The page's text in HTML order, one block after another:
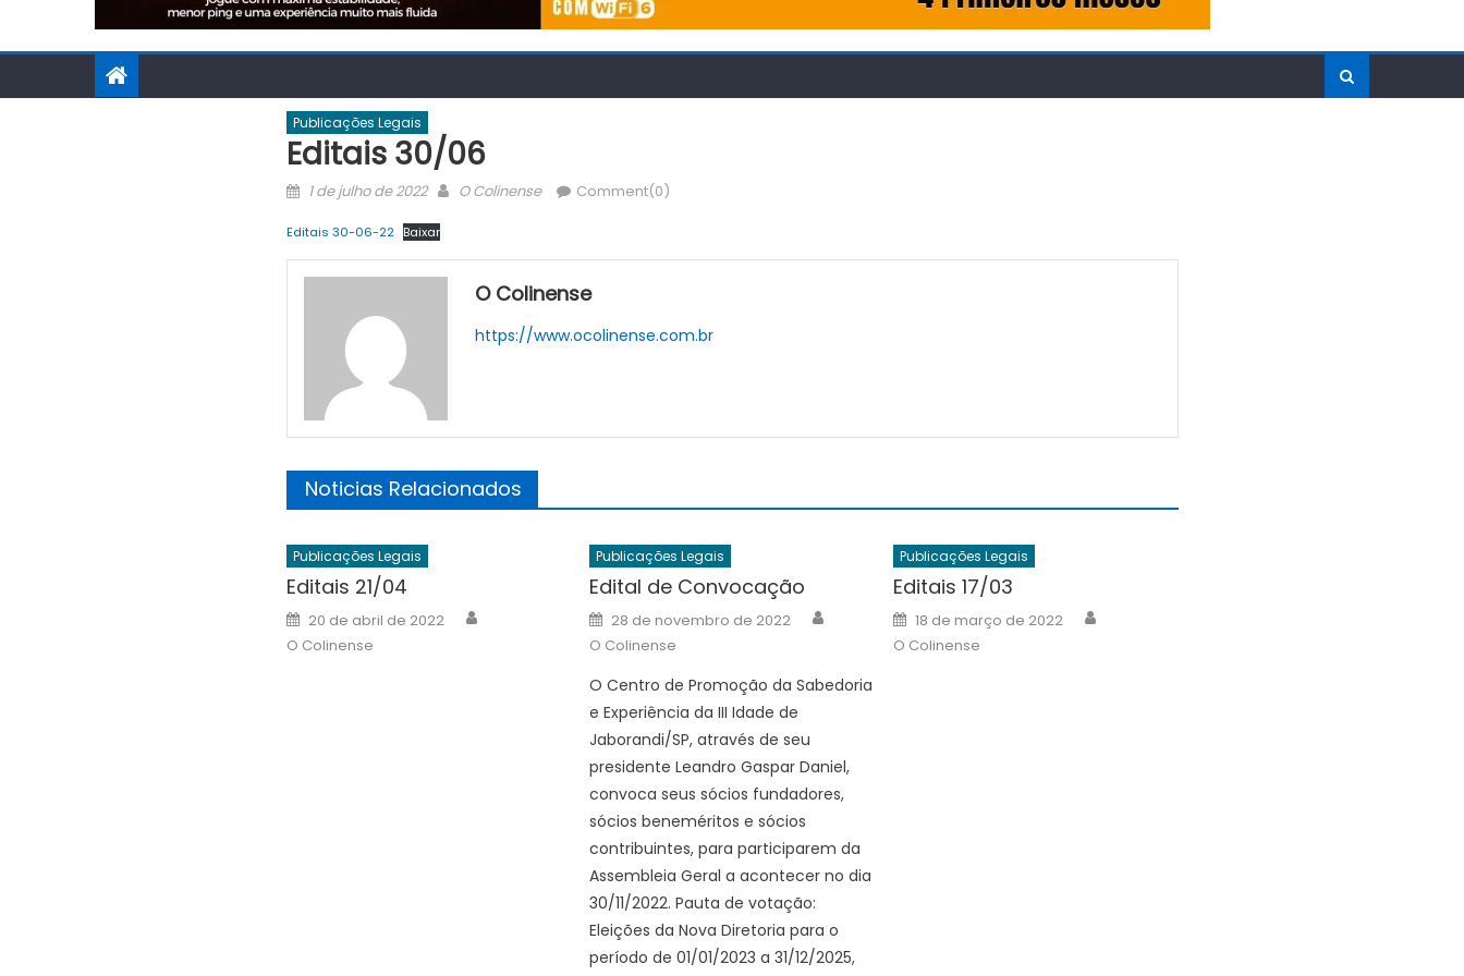
Publicações Legais
Editais 30/06
Posted
1 de julho de 2022 Author
O Colinense Comment(0)
Editais 30-06-22 Baixar
O Colinense
https://www.ocolinense.com.br
Noticias Relacionados
Publicações Legais
Editais 21/04
Posted
on
20 de abril de 2022
O Colinense
Publicações Legais
Edital de Convocação
Posted
on
28 de novembro de 2022
O Colinense
O Centro de Promoção da Sabedoria
e Experiência da III Idade de
Jaborandi/SP, através de seu
presidente Leandro Gaspar Daniel,
convoca seus sócios fundadores,
sócios beneméritos e sócios
contribuintes, para participarem da
Assembleia Geral a acontecer no dia
30/11/2022. Pauta de votação:
Eleições da Nova Diretoria para o
período de 01/01/2023 a 31/12/2025,
Publicações Legais
Editais 17/03
Posted
on
18 de março de 2022
O Colinense